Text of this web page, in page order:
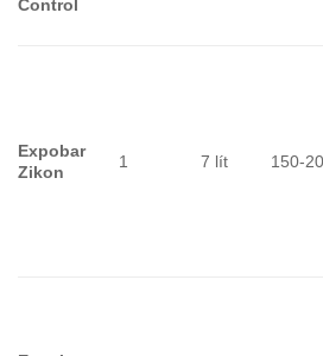
Control
Expobar
Zikon
1 7 lít 150-